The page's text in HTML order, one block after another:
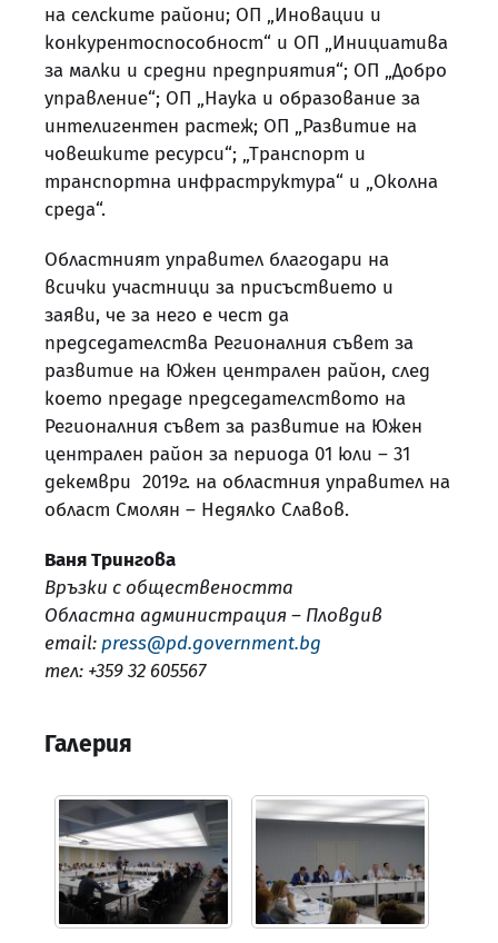
на селските райони; ОП „Иновации и
конкурентоспособност“ и ОП „Инициатива
за малки и средни предприятия“; ОП „Добро
управление“; ОП „Наука и образование за
интелигентен растеж; ОП „Развитие на
човешките ресурси“; „Транспорт и
транспортна инфраструктура“ и „Околна
среда“.
Областният управител благодари на
всички участници за присъствието и
заяви, че за него е чест да
председателства Регионалния съвет за
развитие на Южен централен район, след
което предаде председателството на
Регионалния съвет за развитие на Южен
централен район за периода 01 юли – 31
декември 2019г. на областния управител на
област Смолян – Недялко Славов.
Ваня Трингова
Връзки с обществеността
Областна администрация – Пловдив
email: press@pd.government.bg
тел: +359 32 605567
Галерия